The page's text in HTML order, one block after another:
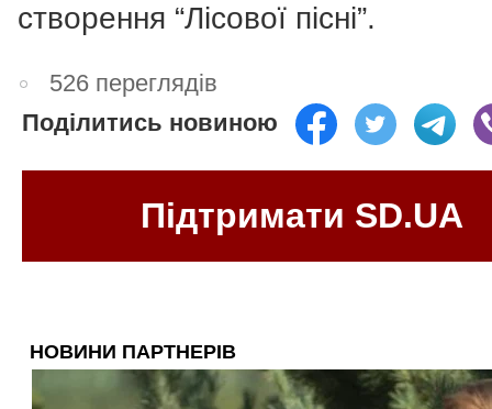
створення “Лісової пісні”.
526 переглядів
Поділитись новиною
Підтримати SD.UA